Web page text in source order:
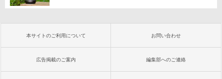
本サイトのご利用について お問い合わせ
広告掲載のご案内 編集部へのご連絡